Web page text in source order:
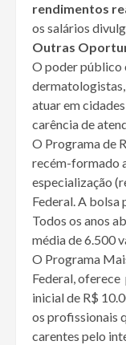
rendimentos
os salários
Outras
O poder público
atuar em
carência de
O Programa de
recém-formado
especialização
Federal. A bolsa
Todos os anos
média de 6.500
O Programa
Federal,
inicial de R$
os profissionais
carentes pelo